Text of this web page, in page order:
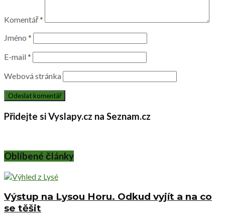
Komentář*
Jméno *
E-mail *
Webová stránka
Přidejte si Vyslapy.cz na Seznam.cz
Oblíbené články
Výstup na Lysou Horu. Odkud vyjít a na co
se těšit